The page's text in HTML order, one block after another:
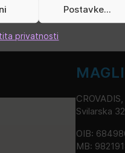
Postavke...
privatnosti
Svilarska
OIB:
MB: